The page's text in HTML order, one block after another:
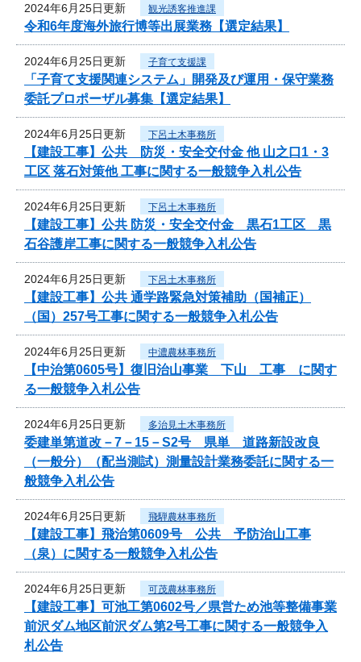
2024年6月25日更新 観光誘客推進課
令和6年度海外旅行博等出展業務【選定結果】
2024年6月25日更新 子育て支援課
「子育て支援関連システム」開発及び運用・保守業務
委託プロポーザル募集【選定結果】
2024年6月25日更新 下呂土木事務所
【建設工事】公共 防災・安全交付金 他 山之口1・3
工区 落石対策他 工事に関する一般競争入札公告
2024年6月25日更新 下呂土木事務所
【建設工事】公共 防災・安全交付金 黒石1工区 黒
石谷護岸工事に関する一般競争入札公告
2024年6月25日更新 下呂土木事務所
【建設工事】公共 通学路緊急対策補助（国補正）
（国）257号工事に関する一般競争入札公告
2024年6月25日更新 中濃農林事務所
【中治第0605号】復旧治山事業 下山 工事 に関す
る一般競争入札公告
2024年6月25日更新 多治見土木事務所
委建単第道改－7－15－S2号 県単 道路新設改良
（一般分）（配当測試）測量設計業務委託に関する一
般競争入札公告
2024年6月25日更新 飛騨農林事務所
【建設工事】飛治第0609号 公共 予防治山工事
（泉）に関する一般競争入札公告
2024年6月25日更新 可茂農林事務所
【建設工事】可池工第0602号／県営ため池等整備事業
前沢ダム地区前沢ダム第2号工事に関する一般競争入
札公告